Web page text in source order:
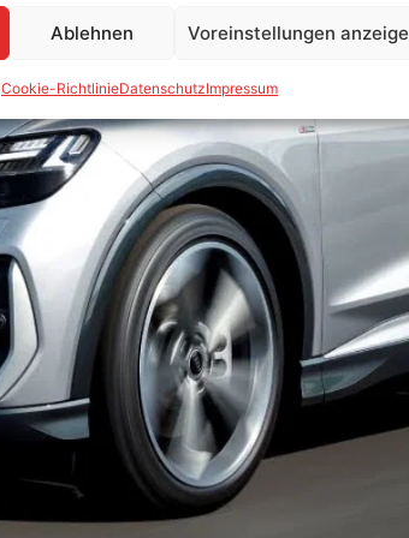
Ablehnen Voreinstellungen
Cookie-RichtlinieDatenschutzImpressum